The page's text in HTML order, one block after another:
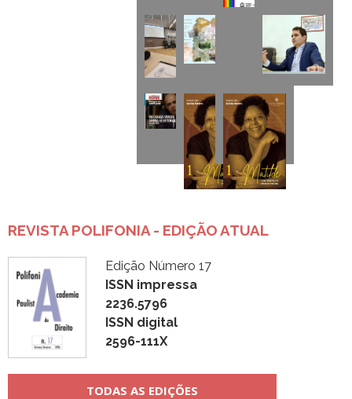
REVISTA POLIFONIA - EDIÇÃO ATUAL
Edição Número 17
ISSN impressa
2236.5796
ISSN digital
2596-111X
TODAS AS EDIÇÕES